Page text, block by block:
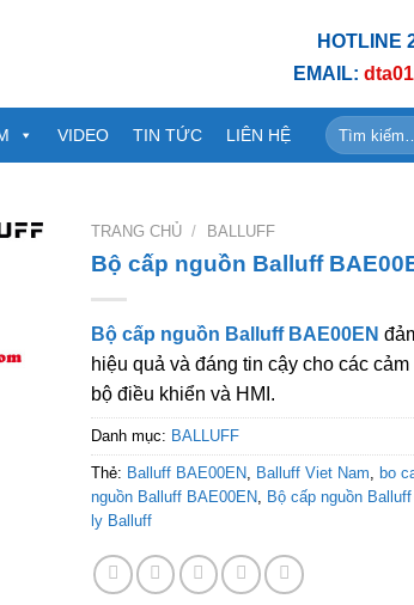
HOTLINE
EMAIL:
VIDEO TIN TỨC LIÊN HỆ
Tìm
kiếm:
TRANG CHỦ / BALLUFF
Bộ cấp nguồn Balluff
Bộ cấp nguồn Balluff BAE00EN
hiệu quả và đáng tin cậy cho các
bộ điều khiển và HMI.
Danh mục: BALLUFF
Thẻ: Balluff BAE00EN, Balluff Viet Nam, bo
nguồn Balluff BAE00EN, Bộ cấp nguồn
ly Balluff